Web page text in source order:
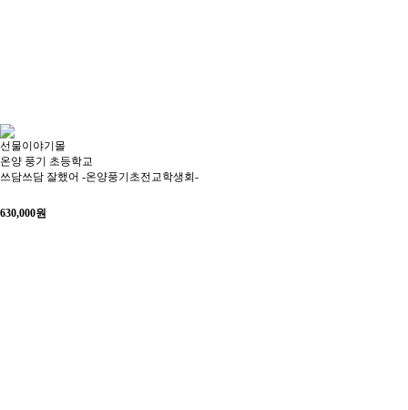
선물이야기몰
온양 풍기 초등학교
쓰담쓰담 잘했어 -온양풍기초전교학생회-
630,000원